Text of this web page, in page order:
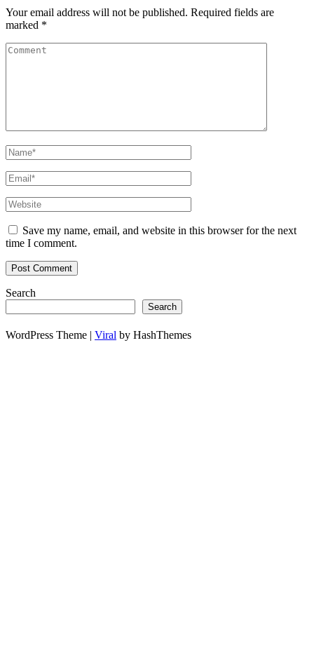
Your email address will not be published. Required fields are
marked *
Save my name, email, and website in this browser for the next
time I comment.
Search
Search
WordPress Theme | Viral by HashThemes